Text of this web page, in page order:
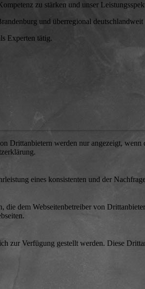
zu stärken und unser
und überregional deutschlandweit
Experten tätig.
Drittanbietern werden nur angezeigt,
eines konsistenten und der
dem Webseitenbetreiber von
zur Verfügung gestellt werden. Diese